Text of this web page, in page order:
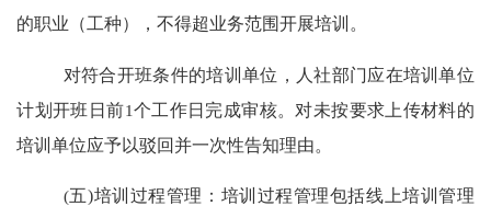
的职业（工种），不得超业务范围开展培训。
对符合开班条件的培训单位，人社部门应在培训单位
计划开班日前1个工作日完成审核。对未按要求上传材料的
培训单位应予以驳回并一次性告知理由。
(五)培训过程管理： 培训过程管理包括线上培训管理